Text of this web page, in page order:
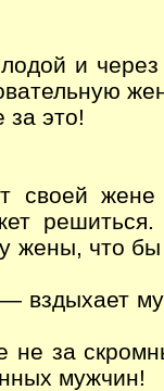
и через
за это!
своей жене
решиться.
жены, что бы
вздыхает
не за
мужчин!